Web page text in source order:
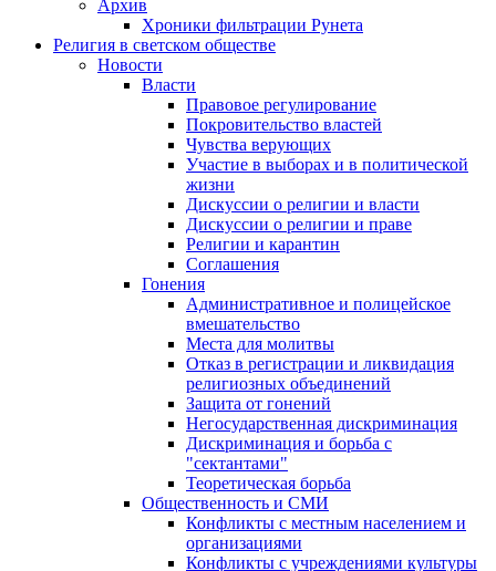
Архив
Хроники фильтрации Рунета
Религия в светском обществе
Новости
Власти
Правовое регулирование
Покровительство властей
Чувства верующих
Участие в выборах и в политической
жизни
Дискуссии о религии и власти
Дискуссии о религии и праве
Религии и карантин
Соглашения
Гонения
Административное и полицейское
вмешательство
Места для молитвы
Отказ в регистрации и ликвидация
религиозных объединений
Защита от гонений
Негосударственная дискриминация
Дискриминация и борьба с
"сектантами"
Теоретическая борьба
Общественность и СМИ
Конфликты с местным населением и
организациями
Конфликты с учреждениями культуры